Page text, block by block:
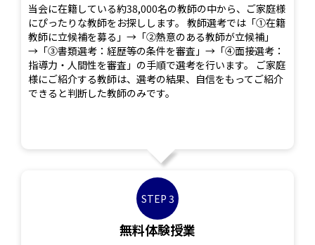
当会に在籍している約38,000名の教師の中から、ご家庭様
にぴったりな教師をお探しします。 教師選考では「①在籍
教師に立候補を募る」→「②熱意のある教師が立候補」
→「③書類選考：経歴等の条件を審査」→「④面接選考：
指導力・人間性を審査」の手順で選考を行います。 ご家庭
様にご紹介する教師は、選考の結果、自信をもってご紹介
できると判断した教師のみです。
STEP 3
無料体験授業